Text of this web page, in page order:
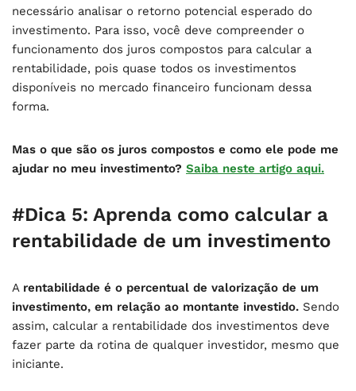
necessário analisar o retorno potencial esperado do
investimento. Para isso, você deve compreender o
funcionamento dos juros compostos para calcular a
rentabilidade, pois quase todos os investimentos
disponíveis no mercado financeiro funcionam dessa
forma.
Mas o que são os juros compostos e como ele pode me
ajudar no meu investimento? Saiba neste artigo aqui.
#Dica 5: Aprenda como calcular a
rentabilidade de um investimento
A rentabilidade é o percentual de valorização de um
investimento, em relação ao montante investido. Sendo
assim, calcular a rentabilidade dos investimentos deve
fazer parte da rotina de qualquer investidor, mesmo que
iniciante.